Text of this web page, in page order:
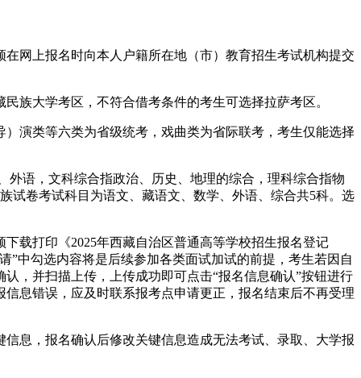
网上报名时向本人户籍所在地（市）教育招生考试机构提交
族大学考区，不符合借考条件的考生可选择拉萨考区。
）演类等六类为省级统考，戏曲类为省际联考，考生仅能选择
外语，文科综合指政治、历史、地理的综合，理科综合指物
试卷考试科目为语文、藏语文、数学、外语、综合共5科。选
载打印《2025年西藏自治区普通高等学校招生报名登记
中勾选内容将是后续参加各类面试加试的前提，考生若因自
，并扫描上传，上传成功即可点击“报名信息确认”按钮进行
息错误，应及时联系报考点申请更正，报名结束后不再受理
息，报名确认后修改关键信息造成无法考试、录取、大学报